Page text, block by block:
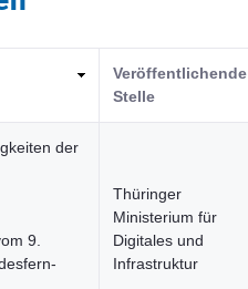
Veröffentlichende
Stelle
der
9.
Thüringer
Ministerium für
Digitales und
Infrastruktur